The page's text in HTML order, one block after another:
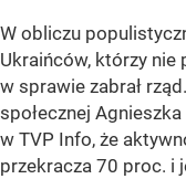
W obliczu
Ukraińców, którzy nie
w sprawie zabrał
społecznej
w TVP Info, że
przekracza 70 proc. i